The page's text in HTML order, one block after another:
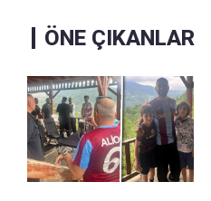
ÖNE ÇIKANLAR